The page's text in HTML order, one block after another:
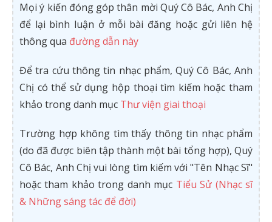
Mọi ý kiến đóng góp thân mời Quý Cô Bác, Anh Chị
để lại bình luận ở mỗi bài đăng hoặc gửi liên hệ
thông qua đường dẫn này
Để tra cứu thông tin nhạc phẩm, Quý Cô Bác, Anh
Chị có thể sử dụng hộp thoại tìm kiếm hoặc tham
khảo trong danh mục Thư viện giai thoại
Trường hợp không tìm thấy thông tin nhạc phẩm
(do đã được biên tập thành một bài tổng hợp), Quý
Cô Bác, Anh Chị vui lòng tìm kiếm với "Tên Nhạc Sĩ"
hoặc tham khảo trong danh mục Tiểu Sử (Nhạc sĩ
& Những sáng tác để đời)